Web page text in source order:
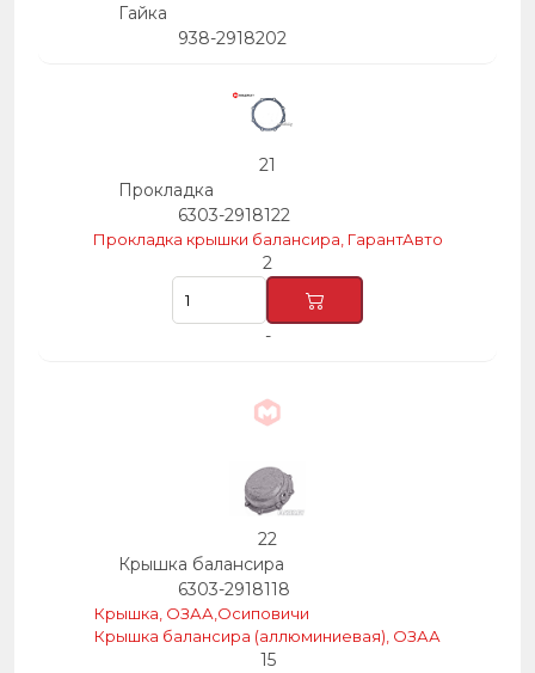
Гайка
938-2918202
21
Прокладка
6303-2918122
Прокладка крышки балансира, ГарантАвто
2
-
22
Крышка балансира
6303-2918118
Крышка, ОЗАА,Осиповичи
Крышка балансира (аллюминиевая), ОЗАА
15